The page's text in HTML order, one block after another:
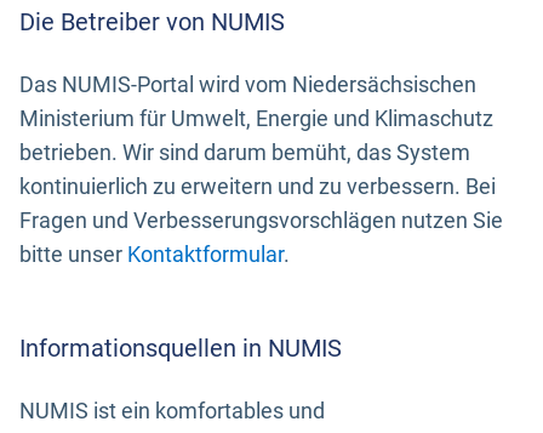
Die Betreiber von NUMIS
Das NUMIS-Portal wird vom Niedersächsischen
Ministerium für Umwelt, Energie und Klimaschutz
betrieben. Wir sind darum bemüht, das System
kontinuierlich zu erweitern und zu verbessern. Bei
Fragen und Verbesserungsvorschlägen nutzen Sie
bitte unser Kontaktformular.
Informationsquellen in NUMIS
NUMIS ist ein komfortables und